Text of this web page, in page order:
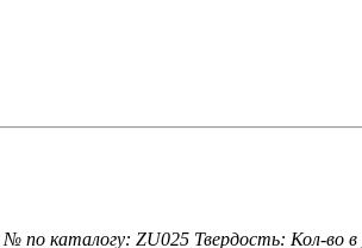
№ по каталогу: ZU025 Твердость: Кол-во в